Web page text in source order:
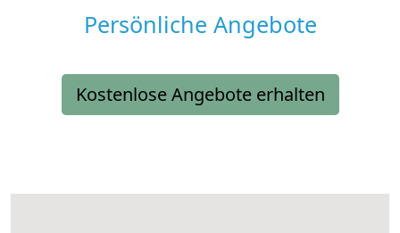
Persönliche Angebote
Kostenlose Angebote erhalten